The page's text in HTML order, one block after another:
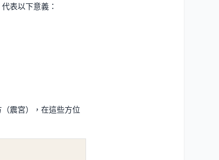
表以下意義：
震宮），在這些方位